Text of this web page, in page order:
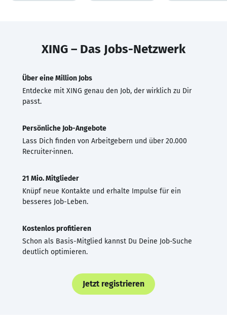
XING – Das Jobs-Netzwerk
Über eine Million Jobs
Entdecke mit XING genau den Job, der wirklich zu Dir
passt.
Persönliche Job-Angebote
Lass Dich finden von Arbeitgebern und über 20.000
Recruiter·innen.
21 Mio. Mitglieder
Knüpf neue Kontakte und erhalte Impulse für ein
besseres Job-Leben.
Kostenlos profitieren
Schon als Basis-Mitglied kannst Du Deine Job-Suche
deutlich optimieren.
Jetzt registrieren